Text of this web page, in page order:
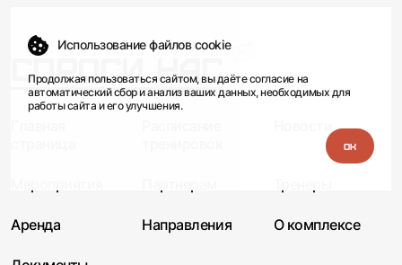
Спроси нас
Аренда Направления О комплексе
Использование файлов cookie
Продолжая пользоваться сайтом, вы даётесогласиена
автоматический сбор и анализ ваших данных, необходимых для
работы сайта и его улучшения.